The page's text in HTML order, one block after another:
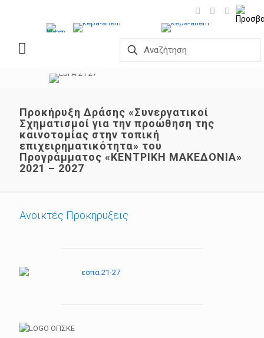
Προκήρυξη Δράσης «Συνεργατικοί
Σχηματισμοί για την προώθηση της
καινοτομίας στην τοπική
επιχειρηματικότητα» του
Προγράμματος «ΚΕΝΤΡΙΚΗ ΜΑΚΕΔΟΝΙΑ»
2021 – 2027
Ανοικτές Προκηρυξεις